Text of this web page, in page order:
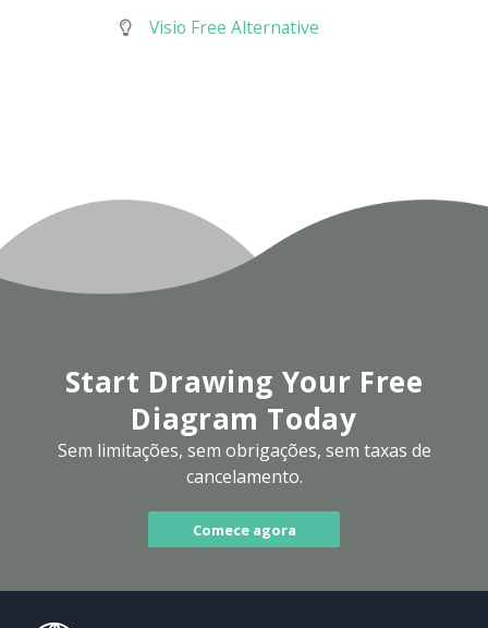
Visio Free Alternative
Start Drawing Your Free
Diagram Today
Sem limitações, sem obrigações, sem taxas de
cancelamento.
Comece agora